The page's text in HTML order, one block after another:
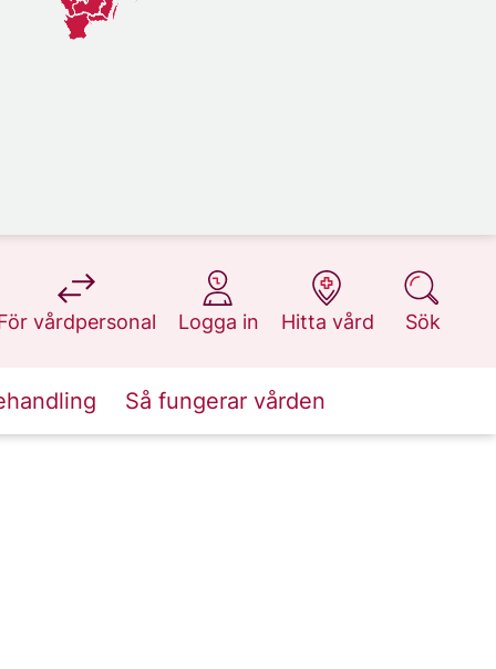
vårdpersonal
på 1177.se
Logga in
på 1177.se
Hitta vård
på 1177.se
Sök
på 1177.se
Så fungerar vården